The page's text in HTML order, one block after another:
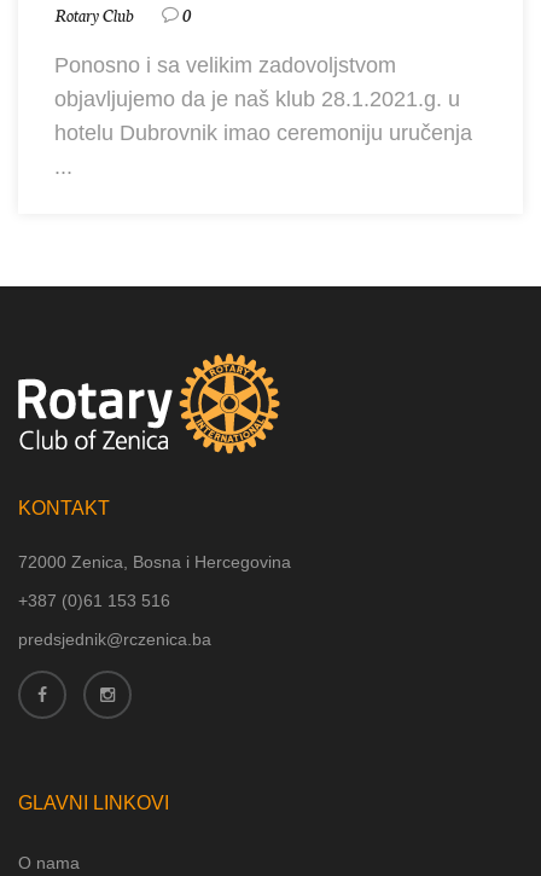
Rotary Club 0
Ponosno i sa velikim zadovoljstvom
objavljujemo da je naš klub 28.1.2021.g. u
hotelu Dubrovnik imao ceremoniju uručenja
...
KONTAKT
72000 Zenica, Bosna i Hercegovina
+387 (0)61 153 516
predsjednik@rczenica.ba
GLAVNI LINKOVI
O nama